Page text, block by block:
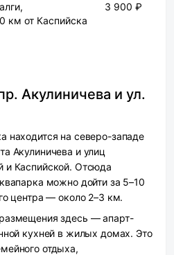
км от Каспийска
3 900 ₽
Акулиничева и ул.
находится на северо-западе
Акулиничева и улиц
и Каспийской. Отсюда
можно дойти за 5–10
центра — около 2–3 км.
здесь — апарт-
кухней в жилых домах. Это
отдыха,